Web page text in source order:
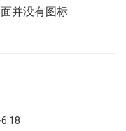
并没有图标